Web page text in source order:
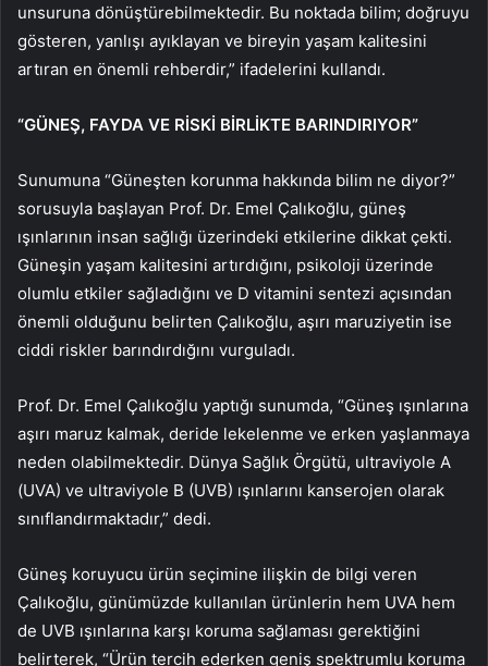
unsuruna dönüştürebilmektedir. Bu noktada bilim; doğruyu
gösteren, yanlışı ayıklayan ve bireyin yaşam kalitesini
artıran en önemli rehberdir,” ifadelerini kullandı.
“GÜNEŞ, FAYDA VE RİSKİ BİRLİKTE BARINDIRIYOR”
Sunumuna “Güneşten korunma hakkında bilim ne diyor?”
sorusuyla başlayan Prof. Dr. Emel Çalıkoğlu, güneş
ışınlarının insan sağlığı üzerindeki etkilerine dikkat çekti.
Güneşin yaşam kalitesini artırdığını, psikoloji üzerinde
olumlu etkiler sağladığını ve D vitamini sentezi açısından
önemli olduğunu belirten Çalıkoğlu, aşırı maruziyetin ise
ciddi riskler barındırdığını vurguladı.
Prof. Dr. Emel Çalıkoğlu yaptığı sunumda, “Güneş ışınlarına
aşırı maruz kalmak, deride lekelenme ve erken yaşlanmaya
neden olabilmektedir. Dünya Sağlık Örgütü, ultraviyole A
(UVA) ve ultraviyole B (UVB) ışınlarını kanserojen olarak
sınıflandırmaktadır,” dedi.
Güneş koruyucu ürün seçimine ilişkin de bilgi veren
Çalıkoğlu, günümüzde kullanılan ürünlerin hem UVA hem
de UVB ışınlarına karşı koruma sağlaması gerektiğini
belirterek, “Ürün tercih ederken geniş spektrumlu koruma